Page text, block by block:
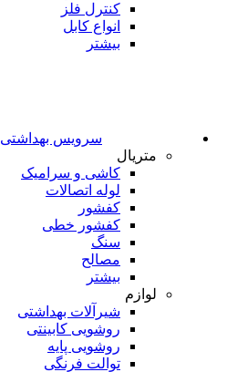
کنترل فلز
انواع کابل
بیشتر
سرویس بهداشتی
متریال
کاشی و سرامیک
لوله اتصالات
کفشور
کفشور خطی
سنگ
مصالح
بیشتر
لوازم
شیرآلات بهداشتی
روشویی کابینتی
روشویی پایه
توالت فرنگی